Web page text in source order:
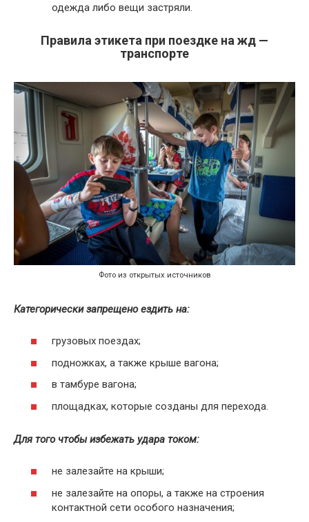
одежда либо вещи застряли.
Правила этикета при поездке на жд —
транспорте
Фото из открытых источников
Категорически запрещено ездить на:
грузовых поездах;
подножках, а также крыше вагона;
в тамбуре вагона;
площадках, которые созданы для перехода.
Для того чтобы избежать удара током:
не залезайте на крыши;
не залезайте на опоры, а также на строения
контактной сети особого назначения;